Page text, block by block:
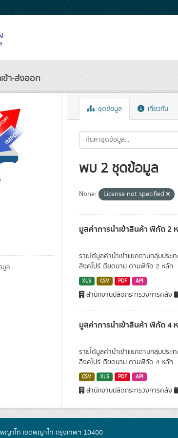
ข้า-ส่งออก
มูล
ชุดข้อมูล เกี่ยวกับ
พบ 2 ชุดข้อมูล
None: License not specified
มูลค่าการนำเข้าสินค้า พิกัด 2
รายได้มูลค่านำเข้าแยกตามกลุ่มประ
สิงคโปร์ เวียดนาม ตามพิกัด 2 หลัก
XLS CSV PDF API
สำนักงานปลัดกระทรวงการคลัง
มูลค่าการนำเข้าสินค้า พิกัด 4
รายได้มูลค่านำเข้าแยกตามกลุ่มประ
สิงคโปร์ เวียดนาม ตามพิกัด 4 หลัก
CSV XLS PDF API
สำนักงานปลัดกระทรวงการคลัง
ญาไท เขตพญาไท กรุงเทพฯ 10400